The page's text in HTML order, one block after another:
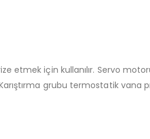
etmek için kullanılır. Servo
grubu termostatik vana